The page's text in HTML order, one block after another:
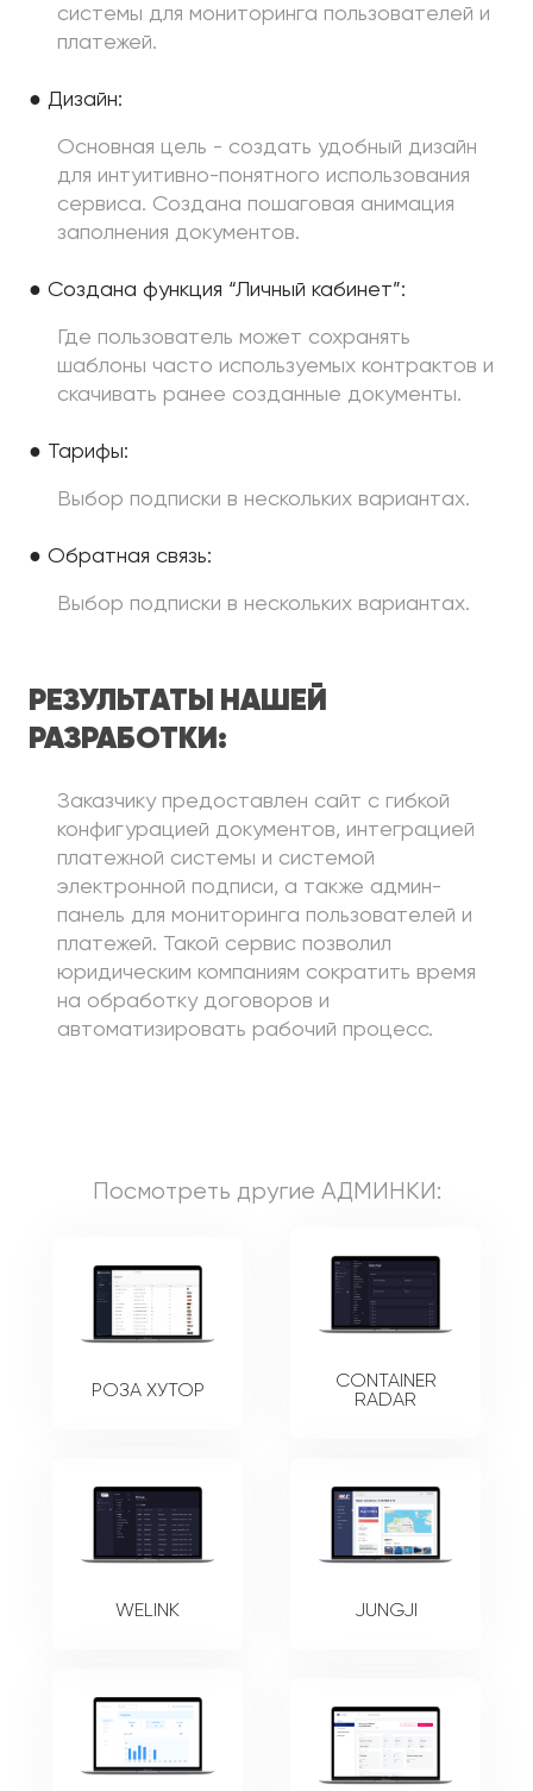
системы для мониторинга пользователей и
платежей.
● Дизайн:
Основная цель - создать удобный дизайн
для интуитивно-понятного использования
сервиса. Создана пошаговая анимация
заполнения документов.
● Создана функция “Личный кабинет”:
Где пользователь может сохранять
шаблоны часто используемых контрактов и
скачивать ранее созданные документы.
● Тарифы:
Выбор подписки в нескольких вариантах.
● Обратная связь:
Выбор подписки в нескольких вариантах.
РЕЗУЛЬТАТЫ НАШЕЙ
РАЗРАБОТКИ:
Заказчику предоставлен сайт с гибкой
конфигурацией документов, интеграцией
платежной системы и системой
электронной подписи, а также админ-
панель для мониторинга пользователей и
платежей. Такой сервис позволил
юридическим компаниям сократить время
на обработку договоров и
автоматизировать рабочий процесс.
Посмотреть другие АДМИНКИ:
РОЗА ХУТОР
CONTAINER
RADAR
WELINK JUNGJI